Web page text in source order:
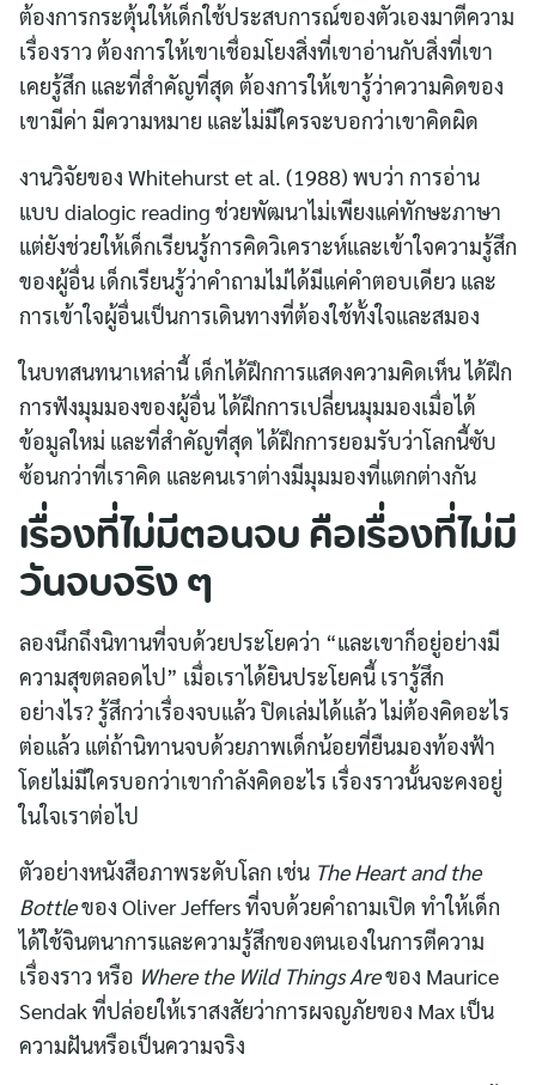
ต้องการกระตุ้นให้เด็กใช้ประสบการณ์ของตัวเองมาตีความ
เรื่องราว ต้องการให้เขาเชื่อมโยงสิ่งที่เขาอ่านกับสิ่งที่เขา
เคยรู้สึก และที่สำคัญที่สุด ต้องการให้เขารู้ว่าความคิดของ
เขามีค่า มีความหมาย และไม่มีใครจะบอกว่าเขาคิดผิด
งานวิจัยของ Whitehurst et al. (1988) พบว่า การอ่าน
แบบ dialogic reading ช่วยพัฒนาไม่เพียงแค่ทักษะภาษา
แต่ยังช่วยให้เด็กเรียนรู้การคิดวิเคราะห์และเข้าใจความรู้สึก
ของผู้อื่น เด็กเรียนรู้ว่าคำถามไม่ได้มีแค่คำตอบเดียว และ
การเข้าใจผู้อื่นเป็นการเดินทางที่ต้องใช้ทั้งใจและสมอง
ในบทสนทนาเหล่านี้ เด็กได้ฝึกการแสดงความคิดเห็น ได้ฝึก
การฟังมุมมองของผู้อื่น ได้ฝึกการเปลี่ยนมุมมองเมื่อได้
ข้อมูลใหม่ และที่สำคัญที่สุด ได้ฝึกการยอมรับว่าโลกนี้ซับ
ซ้อนกว่าที่เราคิด และคนเราต่างมีมุมมองที่แตกต่างกัน
เรื่องที่ไม่มีตอนจบ คือเรื่องที่ไม่มี
วันจบจริง ๆ
ลองนึกถึงนิทานที่จบด้วยประโยคว่า “และเขาก็อยู่อย่างมี
ความสุขตลอดไป” เมื่อเราได้ยินประโยคนี้ เรารู้สึก
อย่างไร? รู้สึกว่าเรื่องจบแล้ว ปิดเล่มได้แล้ว ไม่ต้องคิดอะไร
ต่อแล้ว แต่ถ้านิทานจบด้วยภาพเด็กน้อยที่ยืนมองท้องฟ้า
โดยไม่มีใครบอกว่าเขากำลังคิดอะไร เรื่องราวนั้นจะคงอยู่
ในใจเราต่อไป
ตัวอย่างหนังสือภาพระดับโลก เช่น The Heart and the
Bottleของ Oliver Jeffers ที่จบด้วยคำถามเปิด ทำให้เด็ก
ได้ใช้จินตนาการและความรู้สึกของตนเองในการตีความ
เรื่องราว หรือ Where the Wild Things Areของ Maurice
Sendak ที่ปล่อยให้เราสงสัยว่าการผจญภัยของ Max เป็น
ความฝันหรือเป็นความจริง